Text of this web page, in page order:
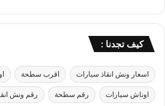
كيف تجدنا :
اسعار ونش انقاذ سيارات اقرب سطحة
اوناش سيارات رقم سطحة رقم ونش